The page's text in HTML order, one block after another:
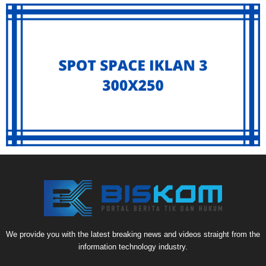
We provide you with the latest breaking news and videos straight from the
information technology industry.